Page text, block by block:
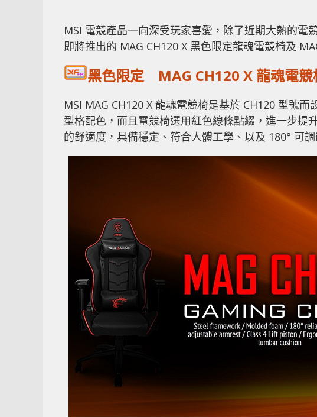
MSI 電競產品一向深受玩家喜愛，除了近期大熱的電
即將推出的 MAG CH120 X 黑色限定龍魂電競椅及
黑色限定 MAG CH120 X 龍魂電競
MSI MAG CH120 X 龍魂電競椅是基於 CH120 型號
型格配色，而且電競椅選用紅色線條點綴，進一步提
的舒適度，具備穩定、符合人體工學、以及 180° 可